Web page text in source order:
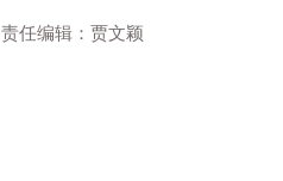
责任编辑：贾文颖